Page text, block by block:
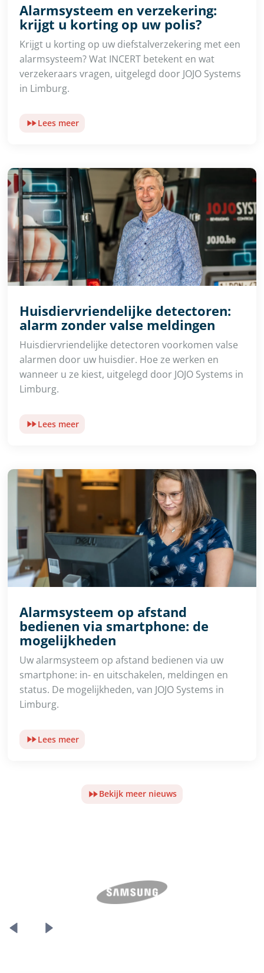
Alarmsysteem en verzekering:
krijgt u korting op uw polis?
Krijgt u korting op uw diefstalverzekering met een
alarmsysteem? Wat INCERT betekent en wat
verzekeraars vragen, uitgelegd door JOJO Systems
in Limburg.
Lees meer
Huisdiervriendelijke detectoren:
alarm zonder valse meldingen
Huisdiervriendelijke detectoren voorkomen valse
alarmen door uw huisdier. Hoe ze werken en
wanneer u ze kiest, uitgelegd door JOJO Systems in
Limburg.
Lees meer
Alarmsysteem op afstand
bedienen via smartphone: de
mogelijkheden
Uw alarmsysteem op afstand bedienen via uw
smartphone: in- en uitschakelen, meldingen en
status. De mogelijkheden, van JOJO Systems in
Limburg.
Lees meer
Bekijk meer nieuws